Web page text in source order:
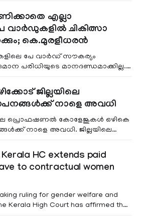
എല്ലാ
വാർഡുകളിൽ ചികിത്സാ
കെ.മുരളീധരൻ
പേ വാർഡ് സൗകര്യം
പരിധിയുടെ മാനദണ്ഡമാക്കില്ല.
ജില്ലയിലെ
നാളെ അവധി
പ്രൊഫഷണൽ കോളേജുകൾ ഒഴികെ
നാളെ അവധി. ജില്ലയിലെ
HC extends paid
to contractual women
ruling for gender welfare and
Kerala High Court has affirmed that